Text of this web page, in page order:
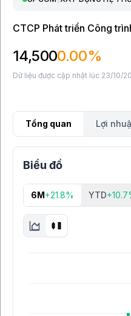
CTCP Phát triển Công
14,5000.00%
Dữ liệu được cập nhật lúc 23/10/
Tổng quan Lợi
Biểu đồ
6M+21.8% YTD